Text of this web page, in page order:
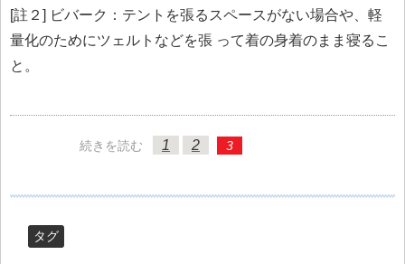
[註２] ビバーク：テントを張るスペースがない場合や、軽
量化のためにツェルトなどを張 って着の身着のまま寝るこ
と。
続きを読む 1 2 3
タグ